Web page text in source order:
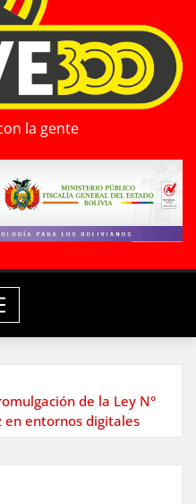
la gente
de la Ley N°
en entornos digitales